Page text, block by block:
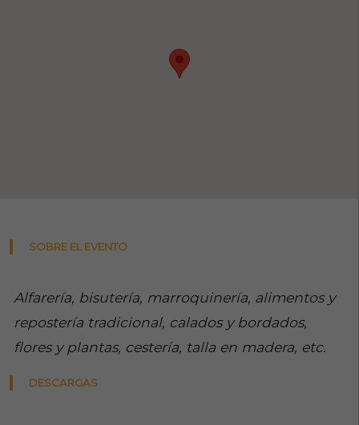
SOBRE EL EVENTO
Alfarería, bisutería, marroquinería, alimentos y
repostería tradicional, calados y bordados,
flores y plantas, cestería, talla en madera, etc.
DESCARGAS